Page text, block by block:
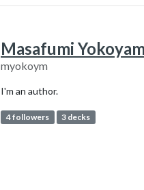
Masafumi
myokoym
I'm an author.
4 followers 3 decks